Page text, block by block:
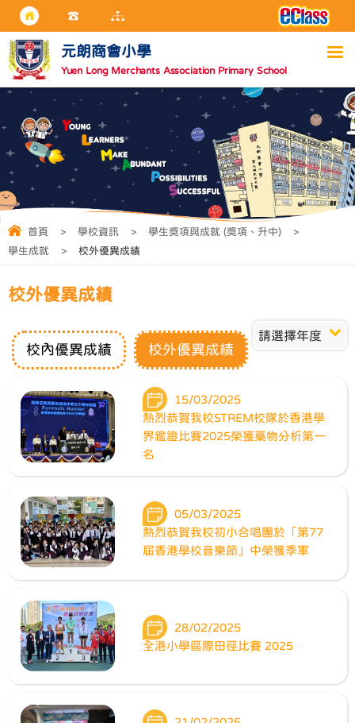
元朗商會小學
Yuen Long Merchants Association Primary School
首頁 > 學校資訊 > 學生獎項與成就 (獎項、升中)
>
學生成就
> 校外優異成績
校外優異成績
請選擇年度
校內優異成績 校外優異成績
15/03/2025
熱烈恭賀我校STREM校隊於香港學
界鑑證比賽2025榮獲藥物分析第一
名
05/03/2025
熱烈恭賀我校初小合唱團於「第77
屆香港學校音樂節」中榮獲季軍
28/02/2025
全港小學區際田徑比賽 2025